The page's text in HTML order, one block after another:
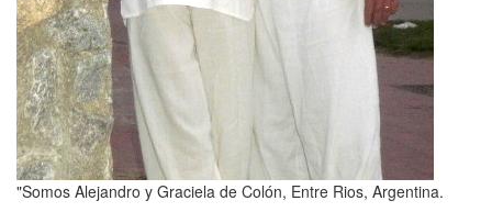
"Somos Alejandro y Graciela de Colón, Entre Rios, Argentina.